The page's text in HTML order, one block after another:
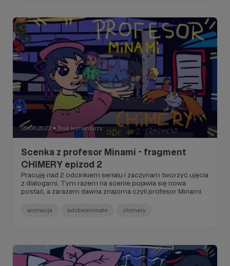
20.08.2022 ● Brak komentarzy
Scenka z profesor Minami - fragment
CHIMERY epizod 2
Pracuję nad 2 odcinkiem serialu i zaczynam tworzyć ujęcia
z dialogami. Tym razem na scenie pojawia się nowa
postać, a zarazem dawna znajoma czyli profesor Minami.
animacja adobeanimate chimery